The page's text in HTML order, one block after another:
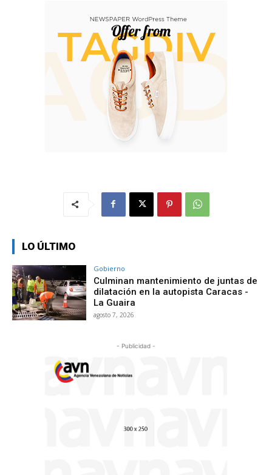
LO ÚLTIMO
Gobierno
Culminan mantenimiento de juntas de
dilatación en la autopista Caracas -
La Guaira
agosto 7, 2026
- Publicidad -